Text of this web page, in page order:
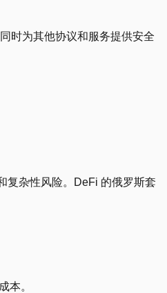
时为其他协议和服务提供安全
复杂性风险。DeFi 的俄罗斯套
本。